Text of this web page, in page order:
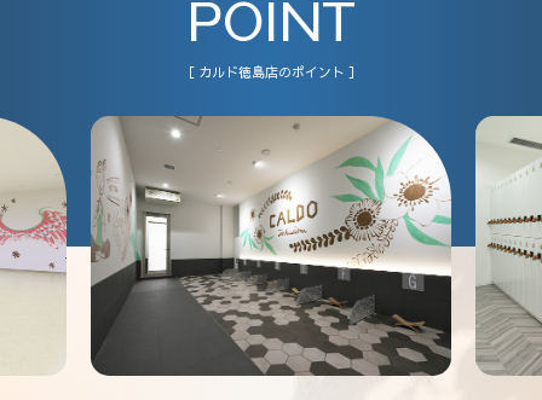
POINT
［ カルド徳島店のポイント ］